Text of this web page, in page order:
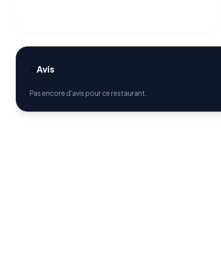
⭐Avis
Pas encore d'avis pour ce restaurant.